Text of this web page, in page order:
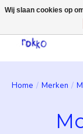
Home / Merken /
Wij slaan cookies op